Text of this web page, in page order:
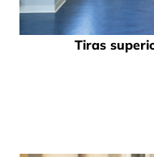
Tiras